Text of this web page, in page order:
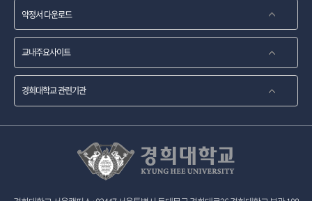
약정서 다운로드